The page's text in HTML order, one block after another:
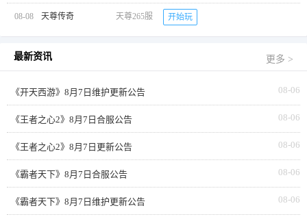
08-08 天尊传奇 天尊265服 开始玩
最新资讯 更多 >
08-06
《开天西游》8月7日维护更新公告
08-06
《王者之心2》8月7日合服公告
08-06
《王者之心2》8月7日更新公告
08-06
《霸者天下》8月7日合服公告
08-06
《霸者天下》8月7日维护更新公告